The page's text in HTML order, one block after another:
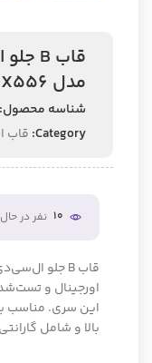
مدل X556 سفید استوک
شناسه محصول:
Category: قاب
10 نفر در
اورجینال و
این سری. مناسب
بالا و شامل